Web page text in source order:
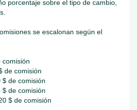
porcentaje sobre el tipo de cambio,
se escalonan según el
comisión
de comisión
$ de comisión
$ de comisión
$ de comisión